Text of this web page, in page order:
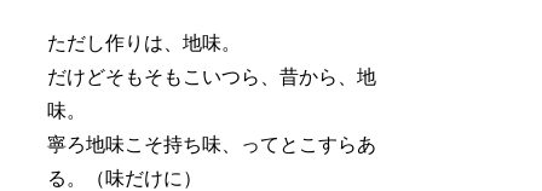
ただし作りは、地味。
だけどそもそもこいつら、昔から、地
味。
寧ろ地味こそ持ち味、ってとこすらあ
る。（味だけに）